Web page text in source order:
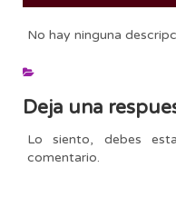
No hay ninguna
Deja una
Lo siento, debes
comentario.